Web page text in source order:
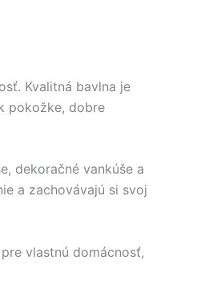
Kvalitná bavlna je
pokožke, dobre
dekoračné vankúše a
a zachovávajú si svoj
vlastnú domácnosť,